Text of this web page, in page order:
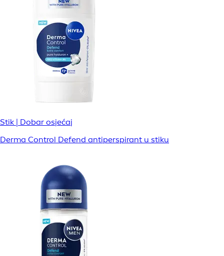
Stik | Dobar osjećaj
Derma Control Defend antiperspirant u stiku